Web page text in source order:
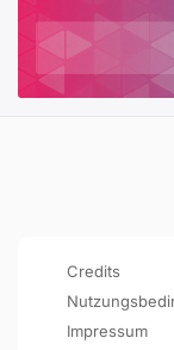
Credits
Impressum